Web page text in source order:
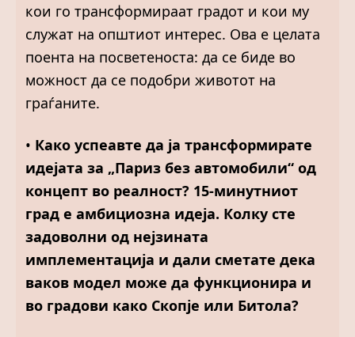
кои го трансформираат градот и кои му
служат на општиот интерес. Ова е целата
поента на посветеноста: да се биде во
можност да се подобри животот на
граѓаните.
• Како успеавте да ја трансформирате
идејата за „Париз без автомобили“ од
концепт во реалност? 15-минутниот
град е амбициозна идеја. Колку сте
задоволни од нејзината
имплементација и дали сметате дека
ваков модел може да функционира и
во градови како Скопје или Битола?